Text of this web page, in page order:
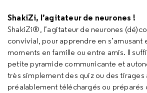
ShakiZi, l’agitateur de neurones !
ShakiZi®, l’agitateur de neurones
convivial, pour apprendre en s’amusant
moments en famille ou entre amis. Il
petite pyramide communicante et
très simplement des quiz ou des tirages
préalablement téléchargés ou préparés